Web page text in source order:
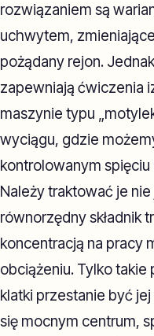
rozwiązaniem są
uchwytem,
pożądany rejon.
zapewniają ćwiczenia
maszynie typu
wyciągu, gdzie
kontrolowanym
Należy traktować je
równorzędny składnik
koncentracją na pracy
obciążeniu. Tylko
klatki przestanie być
się mocnym centrum,